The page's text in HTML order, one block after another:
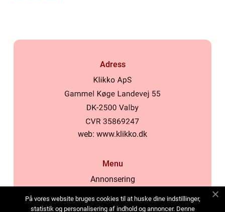
Adress
web: www.klikko.dk
Menu
Annonsering
Cookies
På vores website bruges cookies til at huske dine indstillinger,
statistik og personalisering af indhold og annoncer. Denne